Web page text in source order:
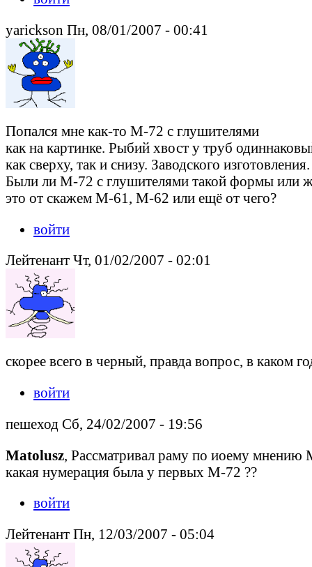
yarickson Пн, 08/01/2007 - 00:41
Попался мне как-то М-72 с глушителями
как на картинке. Рыбий хвост у труб
как сверху, так и снизу. Заводского изготовления.
Были ли М-72 с глушителями такой формы или
это от скажем М-61, М-62 или ещё от чего?
войти
Лейтенант Чт, 01/02/2007 - 02:01
скорее всего в черный, правда вопрос, в каком
войти
пешеход Сб, 24/02/2007 - 19:56
Matolusz , Рассматривал раму по иоему
какая нумерация была у первых М-72 ??
войти
Лейтенант Пн, 12/03/2007 - 05:04